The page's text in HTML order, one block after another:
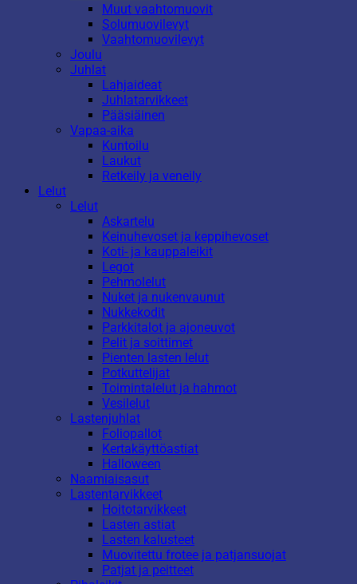
Muut vaahtomuovit
Solumuovilevyt
Vaahtomuovilevyt
Joulu
Juhlat
Lahjaideat
Juhlatarvikkeet
Pääsiäinen
Vapaa-aika
Kuntoilu
Laukut
Retkeily ja veneily
Lelut
Lelut
Askartelu
Keinuhevoset ja keppihevoset
Koti- ja kauppaleikit
Legot
Pehmolelut
Nuket ja nukenvaunut
Nukkekodit
Parkkitalot ja ajoneuvot
Pelit ja soittimet
Pienten lasten lelut
Potkuttelijat
Toimintalelut ja hahmot
Vesilelut
Lastenjuhlat
Foliopallot
Kertakäyttöastiat
Halloween
Naamiaisasut
Lastentarvikkeet
Hoitotarvikkeet
Lasten astiat
Lasten kalusteet
Muovitettu frotee ja patjansuojat
Patjat ja peitteet